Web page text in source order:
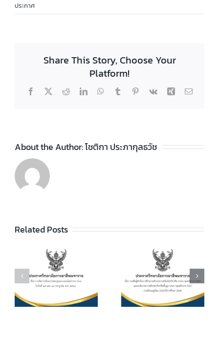
ประกาศ
Share This Story, Choose Your
Platform!
Facebook
X RedditLinkedInWhatsApp
TumblrPinterest
Vk Xing Email
About the Author:โชติกา ประภากุลธวัช
Related Postsศึกษาระดับ
ประกาศนียบัตร
วิชาชีพ (ปวช.)
พุทธศักราช
2562 และระดับ
ประกาศนียบัตร
ประกาศวิทยา
กำหนดการ และ
อัตราการจัดเก็บ
ค่าบำรุงการ
ศึกษา ค่า
หน่วยกิตรายวิชา